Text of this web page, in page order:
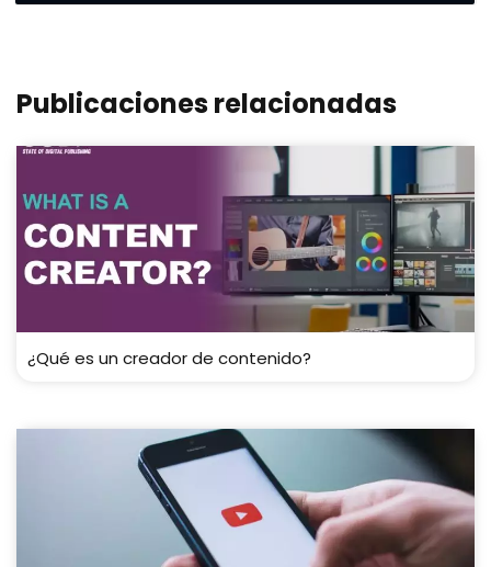
Publicaciones relacionadas
¿Qué es un creador de contenido?